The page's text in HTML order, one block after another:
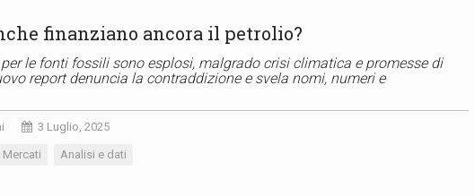
finanziano ancora il petrolio?
le fonti fossili sono esplosi, malgrado crisi climatica e promesse di
report denuncia la contraddizione e svela nomi, numeri e
3 Luglio, 2025
Mercati Analisi e dati